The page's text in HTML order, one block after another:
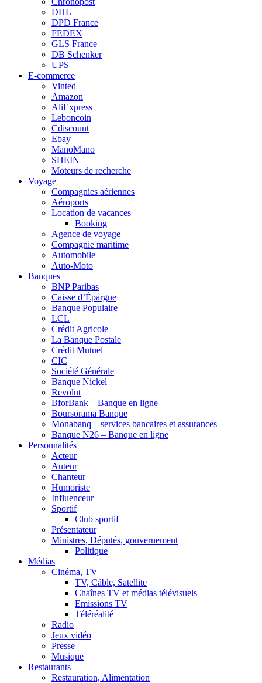
DHL
DPD France
FEDEX
GLS France
DB Schenker
UPS
E-commerce
Vinted
Amazon
AliExpress
Leboncoin
Cdiscount
Ebay
ManoMano
SHEIN
Moteurs de recherche
Voyage
Compagnies aériennes
Aéroports
Location de vacances
Booking
Agence de voyage
Compagnie maritime
Automobile
Auto-Moto
Banques
BNP Paribas
Caisse d’Épargne
Banque Populaire
LCL
Crédit Agricole
La Banque Postale
Crédit Mutuel
CIC
Société Générale
Banque Nickel
Revolut
BforBank – Banque en ligne
Boursorama Banque
Monabanq – services bancaires et assurances
Banque N26 – Banque en ligne
Personnalités
Acteur
Auteur
Chanteur
Humoriste
Influenceur
Sportif
Club sportif
Présentateur
Ministres, Députés, gouvernement
Politique
Médias
Cinéma, TV
TV, Câble, Satellite
Chaînes TV et médias télévisuels
Emissions TV
Téléréalité
Radio
Jeux vidéo
Presse
Musique
Restaurants
Restauration, Alimentation